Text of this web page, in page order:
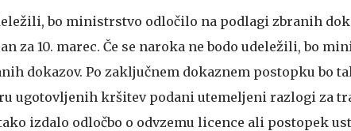
bo ministrstvo odločilo na podlagi zbranih
za 10. marec. Če se naroka ne bodo udeležili, bo
dokazov. Po zaključnem dokaznem postopku bo
ugotovljenih kršitev podani utemeljeni razlogi za
izdalo odločbo o odvzemu licence ali postopek